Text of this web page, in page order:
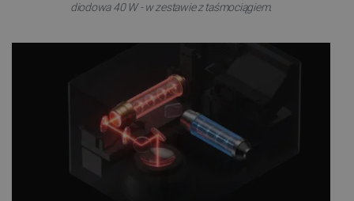
diodowa 40 W - w zestawie z taśmociągiem.